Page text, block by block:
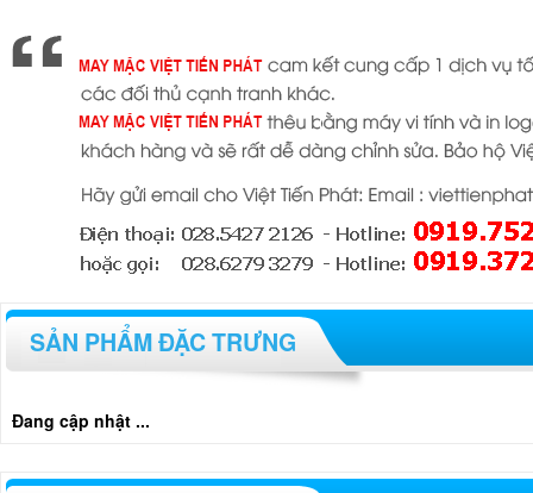
SẢN PHẨM ĐẶC TRƯNG
Đang cập nhật ...